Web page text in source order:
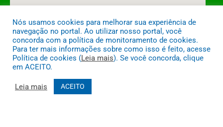
DESENVOLVIDO POR CR2
Nós usamos cookies para melhorar sua experiência de
navegação no portal. Ao utilizar nosso portal, você
concorda com a política de monitoramento de cookies.
Para ter mais informações sobre como isso é feito, acesse
Política de cookies (Leia mais). Se você concorda, clique
em ACEITO.
Leia mais ACEITO